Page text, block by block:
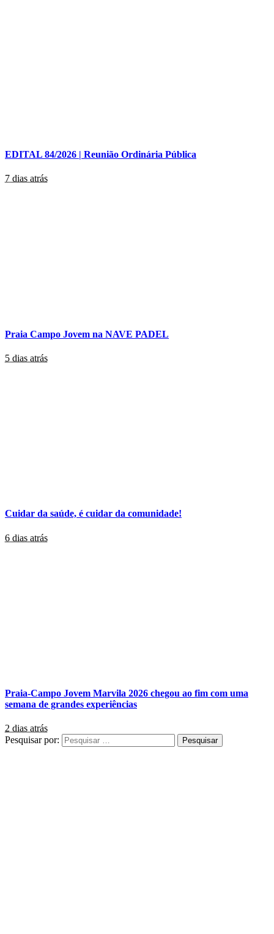
EDITAL 84/2026 | Reunião Ordinária Pública
7 dias atrás
Praia Campo Jovem na NAVE PADEL
5 dias atrás
Cuidar da saúde, é cuidar da comunidade!
6 dias atrás
Praia-Campo Jovem Marvila 2026 chegou ao fim com uma
semana de grandes experiências
2 dias atrás
Pesquisar por: